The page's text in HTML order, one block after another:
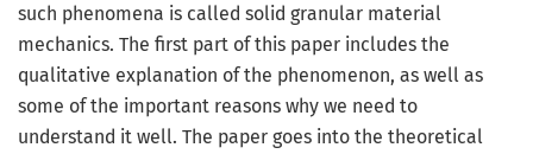
such phenomena is called solid granular material
mechanics. The first part of this paper includes the
qualitative explanation of the phenomenon, as well as
some of the important reasons why we need to
understand it well. The paper goes into the theoretical